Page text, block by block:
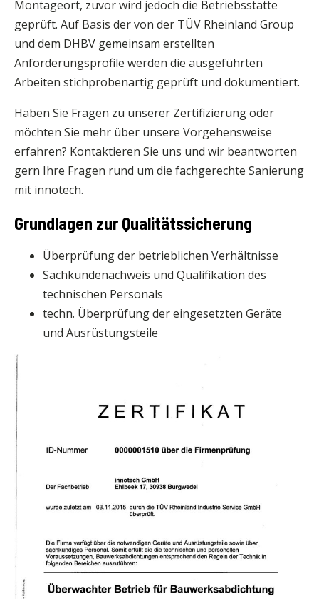
Montageort, zuvor wird jedoch die Betriebsstätte
geprüft. Auf Basis der von der TÜV Rheinland Group
und dem DHBV gemeinsam erstellten
Anforderungsprofile werden die ausgeführten
Arbeiten stichprobenartig geprüft und dokumentiert.
Haben Sie Fragen zu unserer Zertifizierung oder
möchten Sie mehr über unsere Vorgehensweise
erfahren? Kontaktieren Sie uns und wir beantworten
gern Ihre Fragen rund um die fachgerechte Sanierung
mit innotech.
Grundlagen zur Qualitätssicherung
Überprüfung der betrieblichen Verhältnisse
Sachkundenachweis und Qualifikation des
technischen Personals
techn. Überprüfung der eingesetzten Geräte
und Ausrüstungsteile